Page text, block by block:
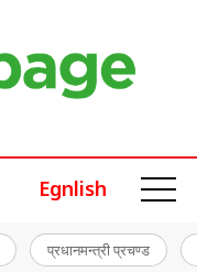
Egnlish
प्रधानमन्त्री प्रचण्ड